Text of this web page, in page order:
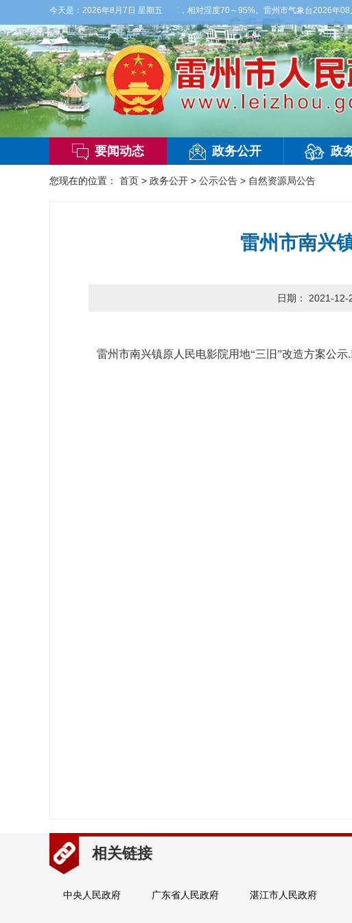
今天是： 2026年8月7日 星期五
雨，局部大雨，东南风2～3级，气温25～32℃，相对湿度70～95%。雷州市气象台2026年08
要闻动态 政务公开 政
您现在的位置： 首页 > 政务公开 > 公示公告 > 自然资源局公告
雷州市南兴
日期： 2021-12-
雷州市南兴镇原人民电影院用地“三旧”改造方案公示
相关链接
中央人民政府 广东省人民政府 湛江市人民政府